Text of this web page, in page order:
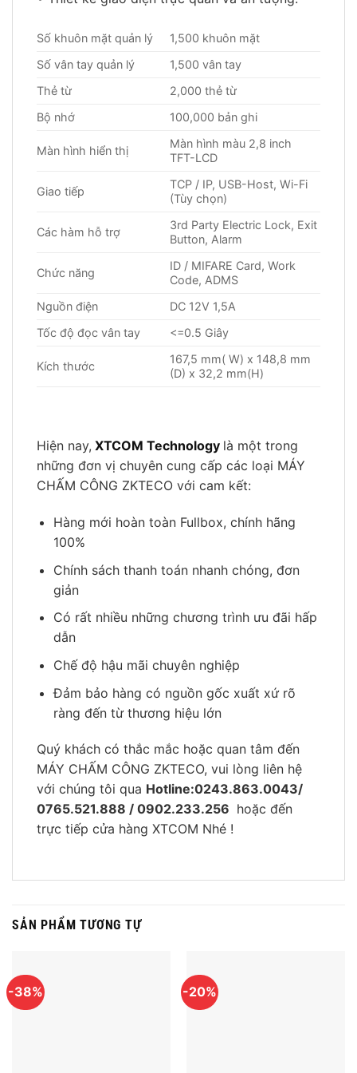
Số khuôn mặt quản lý
1,500 khuôn mặt
Số vân tay quản lý
1,500 vân tay
Thẻ từ
2,000 thẻ từ
Bộ nhớ
100,000 bản ghi
Màn hình hiển thị
Màn hình màu 2,8 inch
TFT-LCD
Giao tiếp
TCP / IP, USB-Host, Wi-Fi
(Tùy chọn)
Các hàm hỗ trợ
3rd Party Electric Lock, Exit
Button, Alarm
Chức năng
ID / MIFARE Card, Work
Code, ADMS
Nguồn điện
DC 12V 1,5A
Tốc độ đọc vân tay
<=0.5 Giây
Kích thước
167,5 mm( W) x 148,8 mm
(D) x 32,2 mm(H)
Hiện nay, XTCOM Technology là một trong
những đơn vị chuyên cung cấp các loại MÁY
CHẤM CÔNG ZKTECO với cam kết:
Hàng mới hoàn toàn Fullbox, chính hãng
100%
Chính sách thanh toán nhanh chóng, đơn
giản
Có rất nhiều những chương trình ưu đãi hấp
dẫn
Chế độ hậu mãi chuyên nghiệp
Đảm bảo hàng có nguồn gốc xuất xứ rõ
ràng đến từ thương hiệu lớn
Quý khách có thắc mắc hoặc quan tâm đến
MÁY CHẤM CÔNG ZKTECO, vui lòng liên hệ
với chúng tôi qua Hotline:0243.863.0043/
0765.521.888 / 0902.233.256 hoặc đến
trực tiếp cửa hàng XTCOM Nhé !
SẢN PHẨM TƯƠNG TỰ
-38% -20%